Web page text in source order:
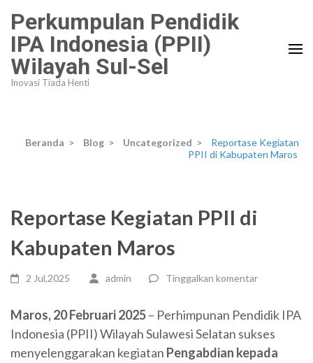
konten
(Tekan
Enter)
Perkumpulan Pendidik
IPA Indonesia (PPII)
Wilayah Sul-Sel
Inovasi Tiada Henti
Beranda > Blog > Uncategorized >
Reportase Kegiatan
PPII di Kabupaten Maros
Reportase Kegiatan PPII di
Kabupaten Maros
2 Jul,2025 admin Tinggalkan komentar
Maros, 20 Februari 2025– Perhimpunan Pendidik IPA
Indonesia (PPII) Wilayah Sulawesi Selatan sukses
menyelenggarakan kegiatan Pengabdian kepada